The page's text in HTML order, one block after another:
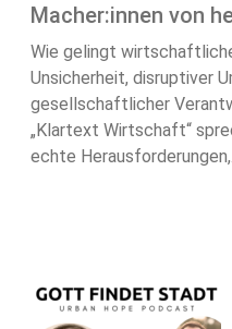
Macher:innen von
Wie gelingt
Unsicherheit, disruptiver
gesellschaftlicher
„Klartext Wirtschaft“
echte